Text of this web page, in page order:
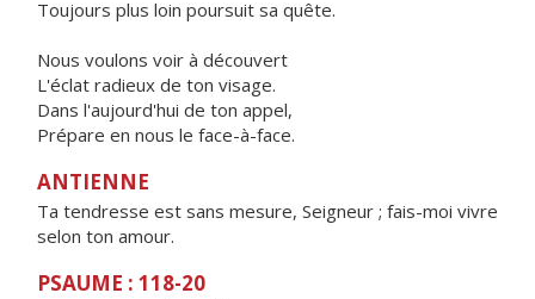
Toujours plus loin poursuit sa quête.
Nous voulons voir à découvert
L'éclat radieux de ton visage.
Dans l'aujourd'hui de ton appel,
Prépare en nous le face-à-face.
ANTIENNE
Ta tendresse est sans mesure, Seigneur ; fais-moi vivre
selon ton amour.
PSAUME : 118-20